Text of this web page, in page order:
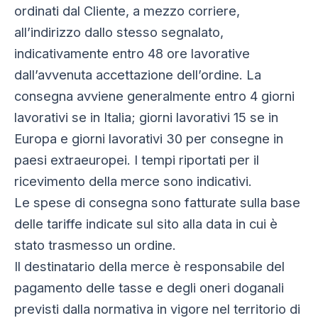
ordinati dal Cliente, a mezzo corriere,
all’indirizzo dallo stesso segnalato,
indicativamente entro 48 ore lavorative
dall’avvenuta accettazione dell’ordine. La
consegna avviene generalmente entro 4 giorni
lavorativi se in Italia; giorni lavorativi 15 se in
Europa e giorni lavorativi 30 per consegne in
paesi extraeuropei. I tempi riportati per il
ricevimento della merce sono indicativi.
Le spese di consegna sono fatturate sulla base
delle tariffe indicate sul sito alla data in cui è
stato trasmesso un ordine.
Il destinatario della merce è responsabile del
pagamento delle tasse e degli oneri doganali
previsti dalla normativa in vigore nel territorio di